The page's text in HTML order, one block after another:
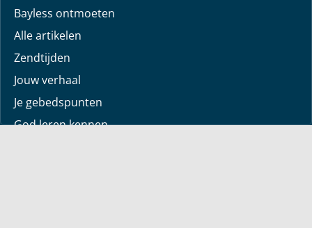
Bayless ontmoeten
Alle artikelen
Zendtijden
Jouw verhaal
Je gebedspunten
God leren kennen